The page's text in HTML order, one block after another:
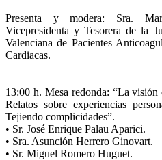
Presenta y modera: Sra.
Vicepresidenta y Tesorera de la
Valenciana de Pacientes
Cardiacas.
13:00 h. Mesa redonda: “La visión
Relatos sobre experiencias
Tejiendo complicidades”.
• Sr. José Enrique Palau Aparici.
• Sra. Asunción Herrero Ginovart.
• Sr. Miguel Romero Huguet.